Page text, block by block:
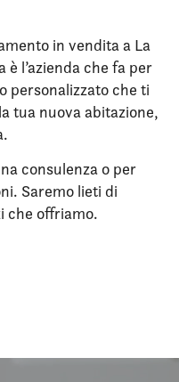
in vendita a La
l’azienda che fa per
personalizzato che ti
tua nuova abitazione,
consulenza o per
Saremo lieti di
che offriamo.